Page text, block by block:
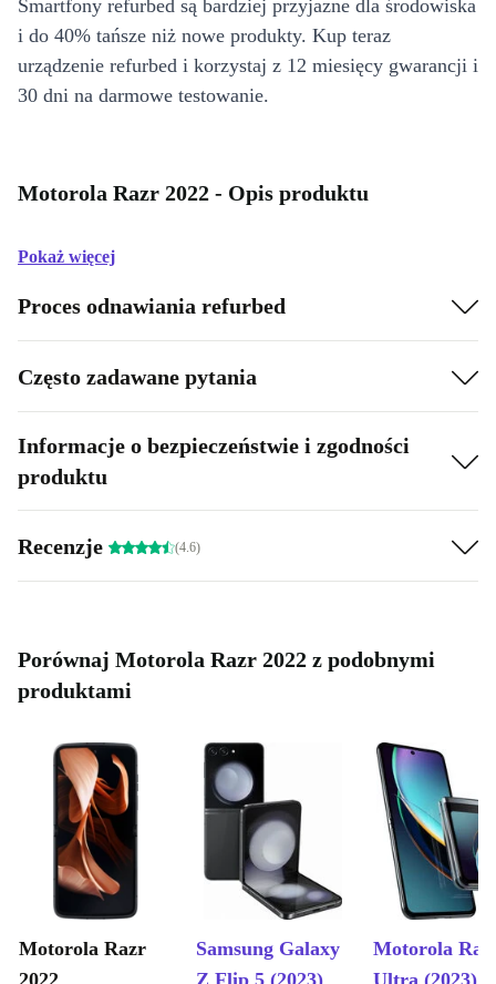
Smartfony refurbed są bardziej przyjazne dla środowiska
i do 40% tańsze niż nowe produkty. Kup teraz
urządzenie refurbed i korzystaj z 12 miesięcy gwarancji i
30 dni na darmowe testowanie.
Motorola Razr 2022 - Opis produktu
Pokaż więcej
Proces odnawiania refurbed
Często zadawane pytania
Informacje o bezpieczeństwie i zgodności
produktu
Recenzje (4.6)
Porównaj Motorola Razr 2022 z podobnymi
produktami
Motorola Razr
Samsung Galaxy
Motorola